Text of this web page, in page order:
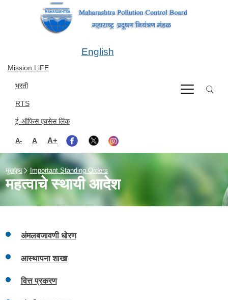
Mission LiFE
भरती
RTS
ई-ऑफिस एक्सेस लिंक
A- A A+
English
मुखपृष्ठ Important Standing Orders
महत्वाचे स्थायी आदेश
अंमलबजावणी धोरण
आस्थापना शाखा
वित्त प्रकरण